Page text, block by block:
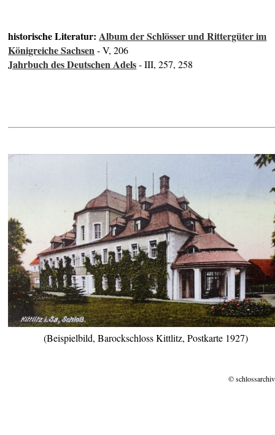
historische Literatur:Album der Schlösser und Rittergüter im
Königreiche Sachsen- V, 206
Jahrbuch des Deutschen Adels- III, 257, 258
(Beispielbild, Barockschloss Kittlitz, Postkarte 1927)
©